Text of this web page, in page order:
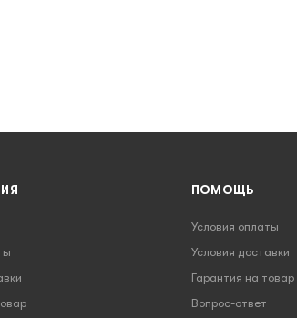
ПОМОЩЬ
Условия оплаты
Условия доставки
Гарантия на товар
Вопрос-ответ